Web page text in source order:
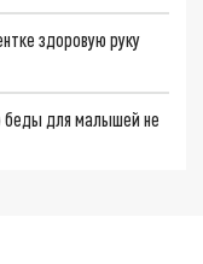
здоровую руку
беды для малышей не